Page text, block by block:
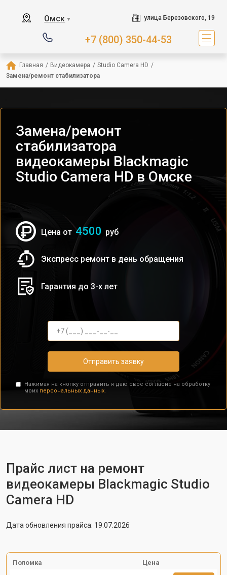
Омск ▼ улица Березовского, 19
+7 (800) 350-44-53
Главная / Видеокамера / Studio Camera HD /
Замена/ремонт стабилизатора
Замена/ремонт
стабилизатора
видеокамеры Blackmagic
Studio Camera HD в Омске
Цена от 4500 руб
Экспресс ремонт в день обращения
Гарантия до 3-х лет
Отправить заявку
Нажимая на кнопку отправить я даю свое согласие на обработку
моих персональных данных.
Прайс лист на ремонт
видеокамеры Blackmagic Studio
Camera HD
Дата обновления прайса: 19.07.2026
Поломка Цена